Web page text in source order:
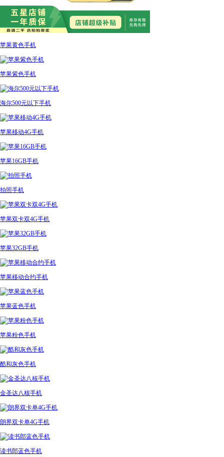
苹果黄色手机
苹果紫色手机
海尔500元以下手机
苹果移动4G手机
苹果16GB手机
拍照手机
苹果双卡双4G手机
苹果32GB手机
苹果移动合约手机
苹果蓝色手机
苹果粉色手机
酷和灰色手机
金圣达八核手机
朗界双卡单4G手机
读书郎蓝色手机